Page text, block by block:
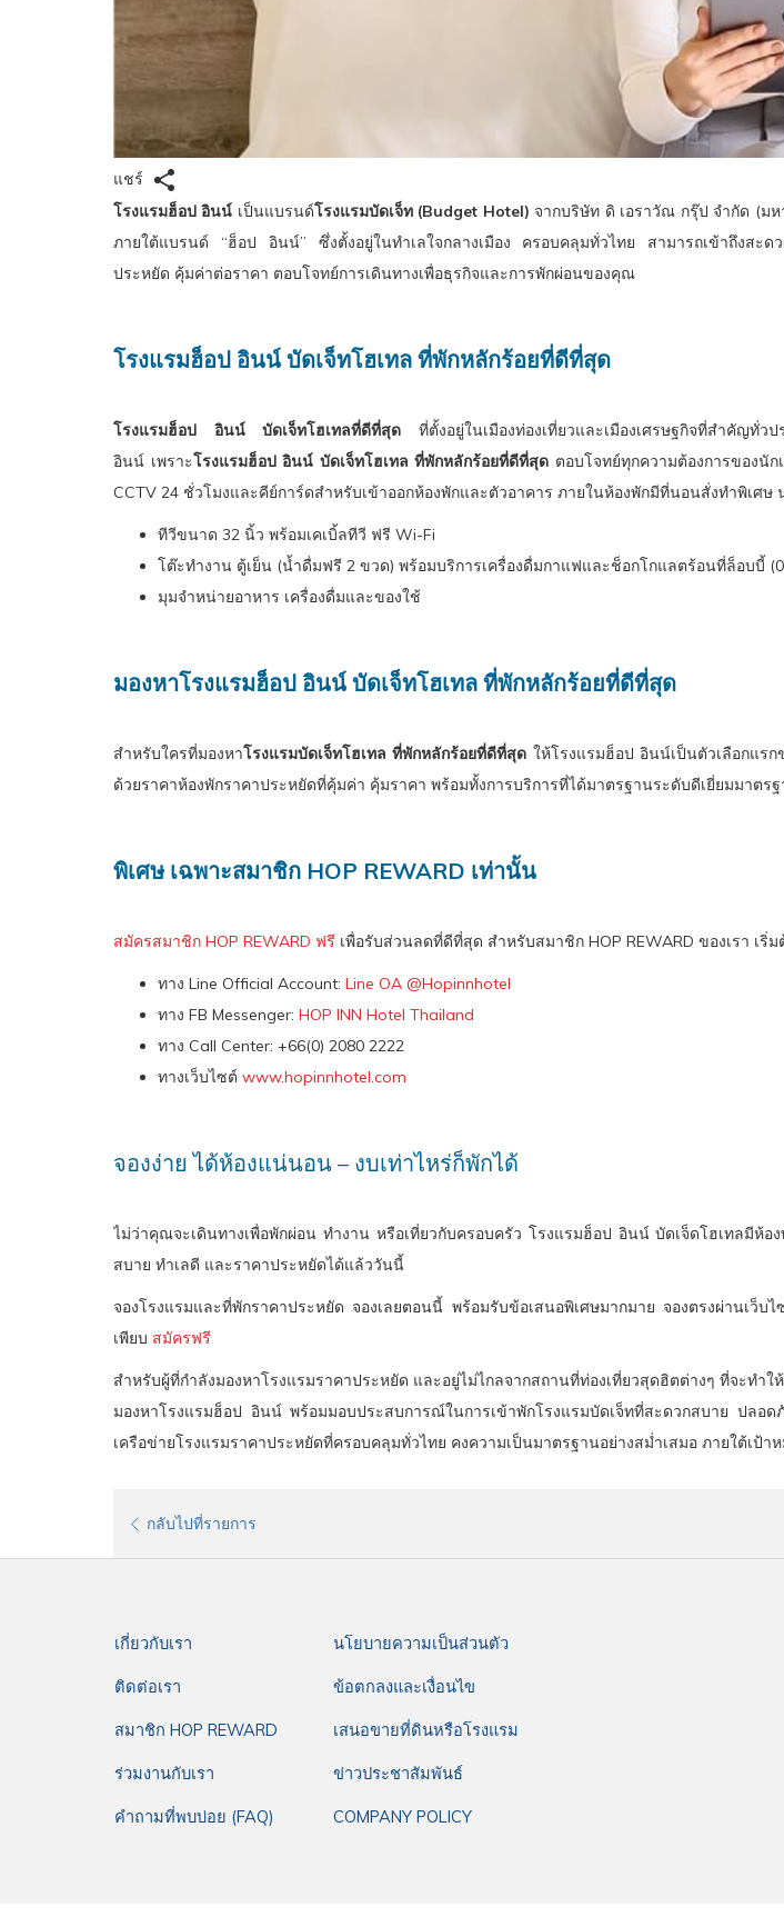
แชร์
โรงแรมฮ็อป อินน์ เป็นแบรนด์โรงแรมบัดเจ็ท (Budget Hotel) จากบริษัท ดิ เอราวัณ กรุ๊ป จำกัด (ม
ภายใต้แบรนด์ “ฮ็อป อินน์” ซึ่งตั้งอยู่ในทำเลใจกลางเมือง ครอบคลุมทั่วไทย สามารถเข้าถึงสะ
ประหยัด คุ้มค่าต่อราคา ตอบโจทย์การเดินทางเพื่อธุรกิจและการพักผ่อนของคุณ
โรงแรมฮ็อป อินน์ บัดเจ็ทโฮเทล ที่พักหลักร้อยที่ดีที่สุด
โรงแรมฮ็อป อินน์ บัดเจ็ทโฮเทลที่ดีที่สุด ที่ตั้งอยู่ในเมืองท่องเที่ยวและเมืองเศรษฐกิจที่สำคัญทั่
อินน์ เพราะโรงแรมฮ็อป อินน์ บัดเจ็ทโฮเทล ที่พักหลักร้อยที่ดีที่สุด ตอบโจทย์ทุกความต้องการของนั
CCTV 24 ชั่วโมงและคีย์การ์ดสำหรับเข้าออกห้องพักและตัวอาคาร ภายในห้องพักมีที่นอนสั่งทำพิเศษ
ทีวีขนาด 32 นิ้ว พร้อมเคเบิ้ลทีวี ฟรี Wi-Fi
โต๊ะทำงาน ตู้เย็น (น้ำดื่มฟรี 2 ขวด) พร้อมบริการเครื่องดื่มกาแฟและช็อกโกแลตร้อนที่ล็อบบี้
มุมจำหน่ายอาหาร เครื่องดื่มและของใช้
มองหาโรงแรมฮ็อป อินน์ บัดเจ็ทโฮเทล ที่พักหลักร้อยที่ดีที่สุด
สำหรับใครที่มองหาโรงแรมบัดเจ็ทโฮเทล ที่พักหลักร้อยที่ดีที่สุด ให้โรงแรมฮ็อป อินน์เป็นตัวเลือกแร
ด้วยราคาห้องพักราคาประหยัดที่คุ้มค่า คุ้มราคา พร้อมทั้งการบริการที่ได้มาตรฐานระดับดีเยี่ยมมาต
พิเศษ เฉพาะสมาชิก HOP REWARD เท่านั้น
สมัครสมาชิก HOP REWARD ฟรี เพื่อรับส่วนลดที่ดีที่สุด สำหรับสมาชิก HOP REWARD ของเรา เริ่
ทาง Line Official Account: Line OA @Hopinnhotel
ทาง FB Messenger: HOP INN Hotel Thailand
ทาง Call Center: +66(0) 2080 2222
ทางเว็บไซต์ www.hopinnhotel.com
จองง่าย ได้ห้องแน่นอน – งบเท่าไหร่ก็พักได้
ไม่ว่าคุณจะเดินทางเพื่อพักผ่อน ทำงาน หรือเที่ยวกับครอบครัว โรงแรมฮ็อป อินน์ บัดเจ็ดโฮเทลมีห้
สบาย ทำเลดี และราคาประหยัดได้แล้ววันนี้
จองโรงแรมและที่พักราคาประหยัด จองเลยตอนนี้ พร้อมรับข้อเสนอพิเศษมากมาย จองตรงผ่านเว็บ
เพียบ สมัครฟรี
สำหรับผู้ที่กำลังมองหาโรงแรมราคาประหยัด และอยู่ไม่ไกลจากสถานที่ท่องเที่ยวสุดฮิตต่างๆ ที่จะท
มองหาโรงแรมฮ็อป อินน์ พร้อมมอบประสบการณ์ในการเข้าพักโรงแรมบัดเจ็ทที่สะดวกสบาย ปล
เครือข่ายโรงแรมราคาประหยัดที่ครอบคลุมทั่วไทย คงความเป็นมาตรฐานอย่างสม่ำเสมอ ภายใต้เป้
กลับไปที่รายการ
เกี่ยวกับเรา นโยบายความเป็นส่วนตัว
ติดต่อเรา ข้อตกลงและเงื่อนไข
สมาชิก HOP REWARD เสนอขายที่ดินหรือโรงแรม
ร่วมงานกับเรา ข่าวประชาสัมพันธ์
คำถามที่พบบ่อย (FAQ) COMPANY POLICY